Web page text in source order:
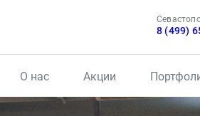
8 (499)
О нас Акции